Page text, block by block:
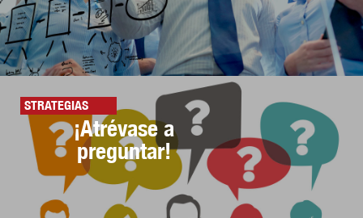
STRATEGIAS
¡Atrévase a
preguntar!